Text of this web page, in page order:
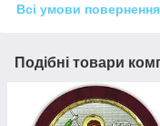
Всі умови повернення
Подібні товари